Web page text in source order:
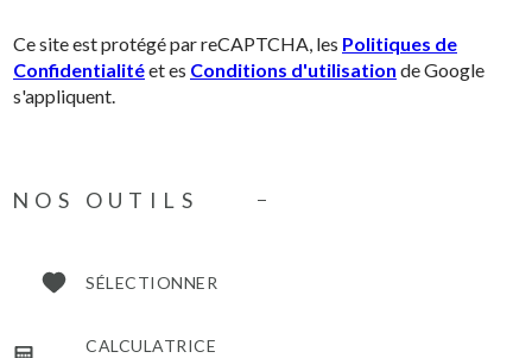
Ce site est protégé par reCAPTCHA, les Politiques de
Confidentialitéet es Conditions d'utilisation de Google
s'appliquent.
NOS OUTILS
SÉLECTIONNER
CALCULATRICE